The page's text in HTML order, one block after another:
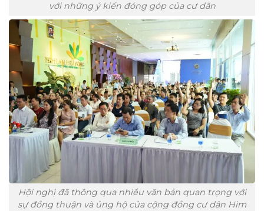
với những ý kiến đóng góp của cư dân
Hội nghị đã thông qua nhiều văn bản quan trọng với
sự đồng thuận và ủng hộ của cộng đồng cư dân Him